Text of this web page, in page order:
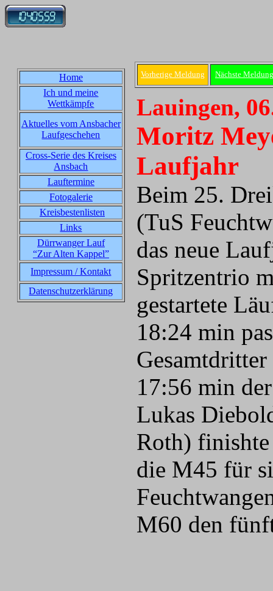
Home
Ich und meine
Wettkämpfe
Aktuelles vom Ansbacher
Laufgeschehen
Cross-Serie des Kreises
Ansbach
Lauftermine
Fotogalerie
Kreisbestenlisten
Links
Dürrwanger Lauf
“Zur Alten Kappel”
Impressum / Kontakt
Datenschutzerklärung
Vorherige Meldung Nächste Meldung
Lauingen,
Moritz
Laufjahr
Beim 25.
(TuS
das neue
Spritzentrio
gestartete
18:24 min
17:56 min
Lukas
Roth)
die M45 für
M60 den